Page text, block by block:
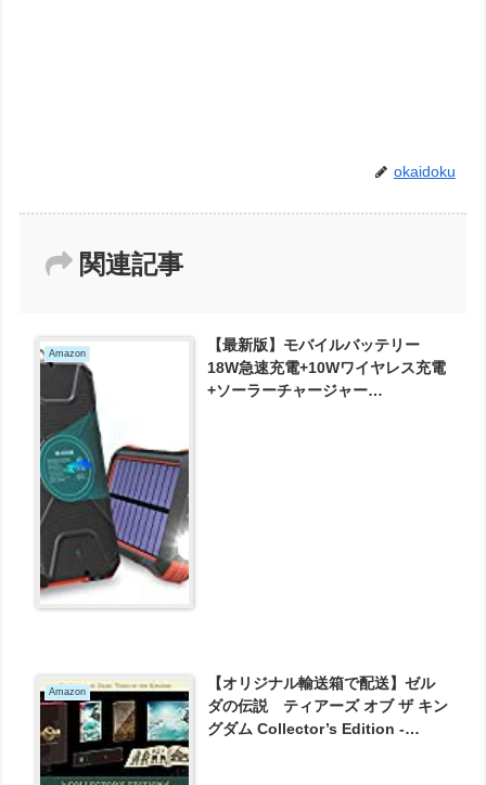
okaidoku
関連記事
Amazon
【最新版】モバイルバッテリー
18W急速充電+10Wワイヤレス充電
+ソーラーチャージャー
Amazon
【オリジナル輸送箱で配送】ゼル
ダの伝説 ティアーズ オブ ザ キン
グダム Collector’s Edition -